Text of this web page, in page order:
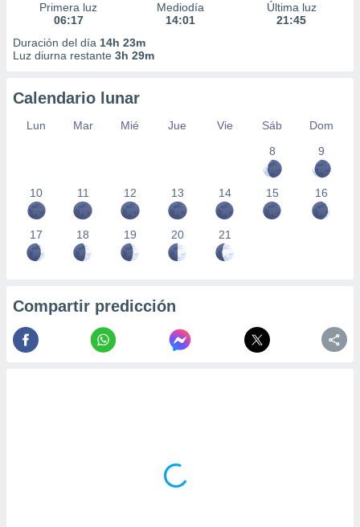
Primera luz
06:17
Mediodía
14:01
Última luz
21:45
Duración del día 14h 23m
Luz diurna restante 3h 29m
Calendario lunar
Lun Mar Mié Jue Vie Sáb
Dom
8
9
10 11 12 13 14 15 16
17 18 19 20 21
Compartir predicción